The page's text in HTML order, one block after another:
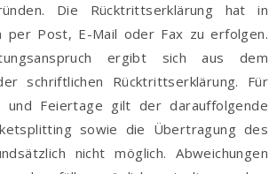
Die Rücktrittserklärung hat in
per Post, E-Mail oder Fax zu erfolgen.
ergibt sich aus dem
schriftlichen Rücktrittserklärung. Für
und Feiertage gilt der darauffolgende
sowie die Übertragung des
nicht möglich. Abweichungen